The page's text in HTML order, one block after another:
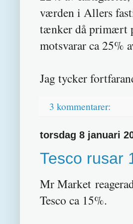
værden i Allers
tænker då primært
motsvarar ca 25%
Jag tycker
3 kommentarer:
torsdag 8 januari
Tesco rusar
Mr Market
Tesco ca 15%.